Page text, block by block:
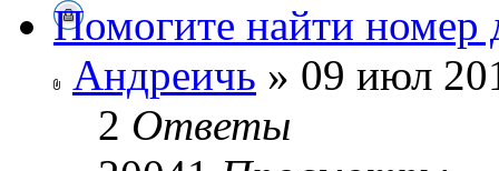
Помогите найти номер
Андреичь » 09 июл
2 Ответы